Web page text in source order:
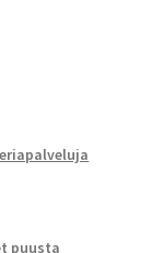
puusta